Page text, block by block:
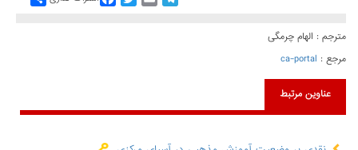
مترجم : الهام چرمگی
مرجع : ca-portal
عناوین مرتبط